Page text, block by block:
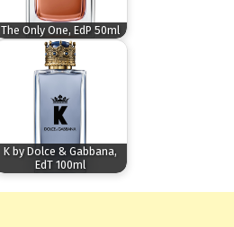
The Only One, EdP 50ml
K by Dolce & Gabbana,
EdT 100ml